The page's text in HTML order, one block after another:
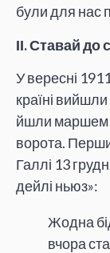
були для нас
ІІ. Ставай
У вересні
країні
йшли маршем
ворота.
Галлі 13
дейлі ньюз»:
Жодна
вчора